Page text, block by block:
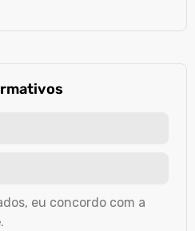
eu concordo com a
.